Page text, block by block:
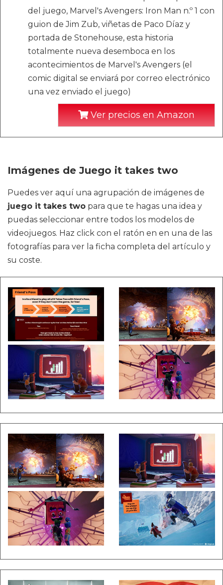
del juego, Marvel's Avengers: Iron Man n.º 1 con
guion de Jim Zub, viñetas de Paco Díaz y
portada de Stonehouse, esta historia
totalmente nueva desemboca en los
acontecimientos de Marvel's Avengers (el
comic digital se enviará por correo electrónico
una vez enviado el juego)
Ver precios en Amazon
Imágenes de Juego it takes two
Puedes ver aquí una agrupación de imágenes de
juego it takes two para que te hagas una idea y
puedas seleccionar entre todos los modelos de
videojuegos. Haz click con el ratón en en una de las
fotografías para ver la ficha completa del artículo y
su coste.